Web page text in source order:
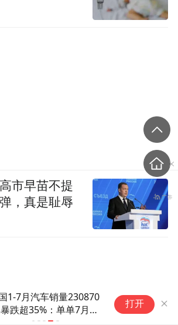
1-7月汽车销量230870
跌超35%：单单7月销
拦腰砍断态势
打开
市早苗不提
，真是耻辱